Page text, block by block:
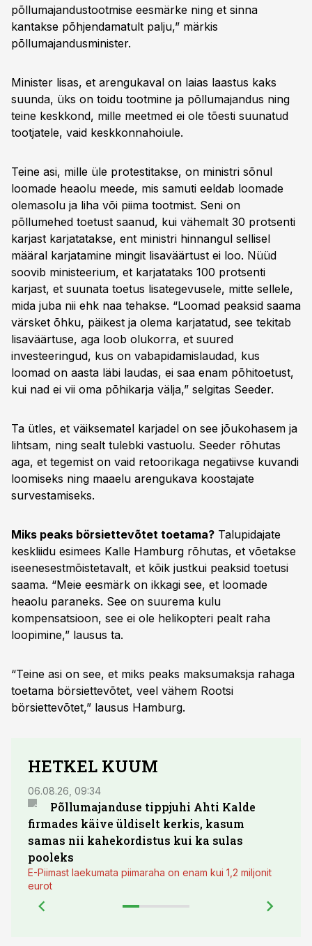
põllumajandustootmise eesmärke ning et sinna
kantakse põhjendamatult palju,” märkis
põllumajandusminister.
Minister lisas, et arengukaval on laias laastus kaks
suunda, üks on toidu tootmine ja põllumajandus ning
teine keskkond, mille meetmed ei ole tõesti suunatud
tootjatele, vaid keskkonnahoiule.
Teine asi, mille üle protestitakse, on ministri sõnul
loomade heaolu meede, mis samuti eeldab loomade
olemasolu ja liha või piima tootmist. Seni on
põllumehed toetust saanud, kui vähemalt 30 protsenti
karjast karjatatakse, ent ministri hinnangul sellisel
määral karjatamine mingit lisaväärtust ei loo. Nüüd
soovib ministeerium, et karjatataks 100 protsenti
karjast, et suunata toetus lisategevusele, mitte sellele,
mida juba nii ehk naa tehakse. “Loomad peaksid saama
värsket õhku, päikest ja olema karjatatud, see tekitab
lisaväärtuse, aga loob olukorra, et suured
investeeringud, kus on vabapidamislaudad, kus
loomad on aasta läbi laudas, ei saa enam põhitoetust,
kui nad ei vii oma põhikarja välja,” selgitas Seeder.
Ta ütles, et väiksematel karjadel on see jõukohasem ja
lihtsam, ning sealt tulebki vastuolu. Seeder rõhutas
aga, et tegemist on vaid retoorikaga negatiivse kuvandi
loomiseks ning maaelu arengukava koostajate
survestamiseks.
Miks peaks börsiettevõtet toetama? Talupidajate
keskliidu esimees Kalle Hamburg rõhutas, et võetakse
iseenesestmõistetavalt, et kõik justkui peaksid toetusi
saama. “Meie eesmärk on ikkagi see, et loomade
heaolu paraneks. See on suurema kulu
kompensatsioon, see ei ole helikopteri pealt raha
loopimine,” lausus ta.
“Teine asi on see, et miks peaks maksumaksja rahaga
toetama börsiettevõtet, veel vähem Rootsi
börsiettevõtet,” lausus Hamburg.
HETKEL KUUM
06.08.26, 09:34
Põllumajanduse tippjuhi Ahti Kalde
firmades käive üldiselt kerkis, kasum
samas nii kahekordistus kui ka sulas
pooleks
E-Piimast laekumata piimaraha on enam kui 1,2 miljonit
eurot